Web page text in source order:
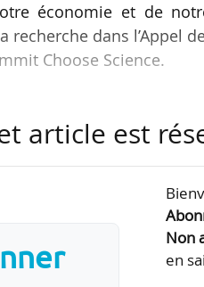
économie et de
dans l’Appel
Choose Science.
en R&D, et
prochains mois
cadre
des connaissances…
article est
Non
en